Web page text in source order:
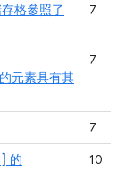
格參照了
7
的元素具有其
7
7
的 10